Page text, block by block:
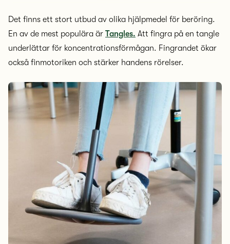
Det finns ett stort utbud av olika hjälpmedel för beröring.
En av de mest populära är Tangles. Att fingra på en tangle
underlättar för koncentrationsförmågan. Fingrandet ökar
också finmotoriken och stärker handens rörelser.